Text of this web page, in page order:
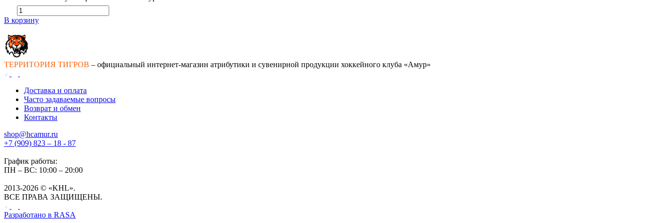
В корзину
ТЕРРИТОРИЯ ТИГРОВ – официальный интернет-магазин атрибутики и сувенирной продукции хоккейного клуба «Амур»
Доставка и оплата
Часто задаваемые вопросы
Возврат и обмен
Контакты
shop@hcamur.ru
+7 (909) 823 – 18 - 87
График работы:
ПН – ВС: 10:00 – 20:00
2013-2026 © «KHL».
ВСЕ ПРАВА ЗАЩИЩЕНЫ.
Разработано в RASA